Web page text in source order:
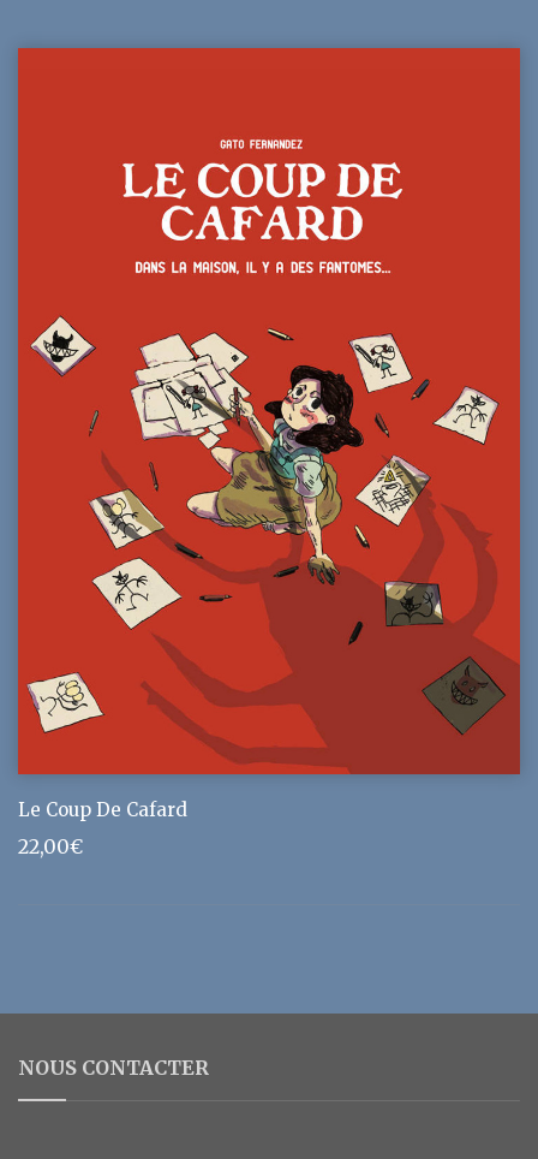
Le Coup De Cafard
22,00€
NOUS CONTACTER